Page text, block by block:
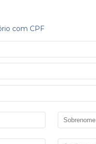
com CPF